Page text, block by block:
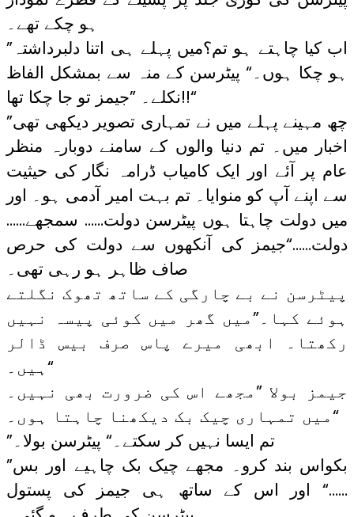
ہو چکے تھے۔
”اب کیا چاہتے ہو تم؟میں پہلے ہی اتنا دلبرداشتہ
ہو چکا ہوں۔“ پیٹرسن کے منہ سے بمشکل الفاظ
نکلے۔ ”جیمز تو جا چکا تھا!!“
”چھ مہینے پہلے میں نے تمہاری تصویر دیکھی تھی
اخبار میں۔ تم دنیا والوں کے سامنے دوبارہ منظر
عام پر آئے اور ایک کامیاب ڈرامہ نگار کی حیثیت
سے اپنے آپ کو منوایا۔ تم بہت امیر آدمی ہو۔ اور
میں دولت چاہتا ہوں پیٹرسن دولت…… سمجھے……
دولت……“جیمز کی آنکھوں سے دولت کی حرص
صاف ظاہر ہو رہی تھی۔
پیٹرسن نے بے چارگی کے ساتھ تھوک نگلتے
ہوئے کہا۔”میں گھر میں کوئی پیسہ نہیں
رکھتا۔ ابھی میرے پاس صرف بیس ڈالر
ہیں۔“
جیمز بولا ”مجھے اس کی ضرورت بھی نہیں۔
میں تمہاری چیک بک دیکھنا چاہتا ہوں۔“
”تم ایسا نہیں کر سکتے۔“ پیٹرسن بولا۔
”بکواس بند کرو۔ مجھے چیک بک چاہیے اور بس
……“ اور اس کے ساتھ ہی جیمز کی پستول